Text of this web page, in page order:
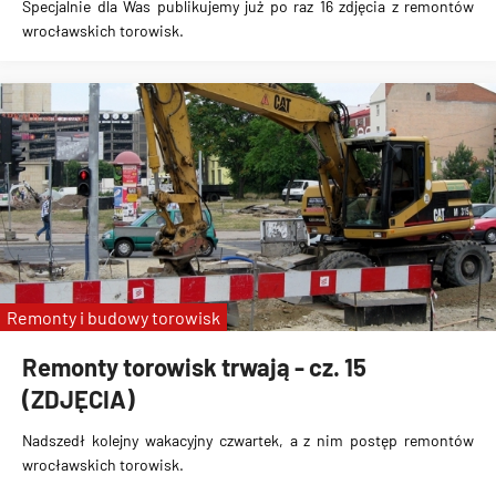
Specjalnie dla Was publikujemy już po raz 16 zdjęcia z remontów
wrocławskich torowisk.
Remonty torowisk trwają - cz. 15
(ZDJĘCIA)
Nadszedł kolejny wakacyjny czwartek, a z nim postęp remontów
wrocławskich torowisk.
Remonty i budowy torowisk